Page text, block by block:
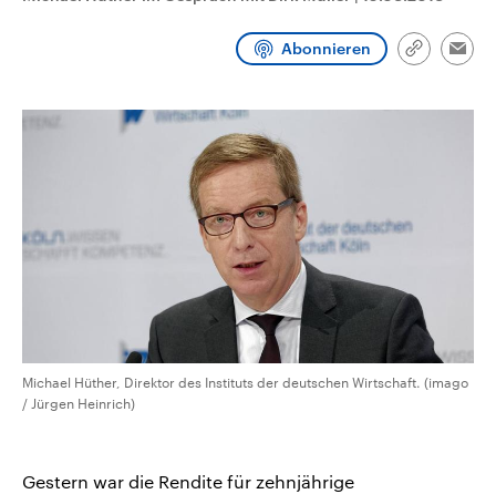
Abonnieren
Link
Michael Hüther, Direktor des Instituts der deutschen Wirtschaft. (imago
/ Jürgen Heinrich)
Gestern war die Rendite für zehnjährige